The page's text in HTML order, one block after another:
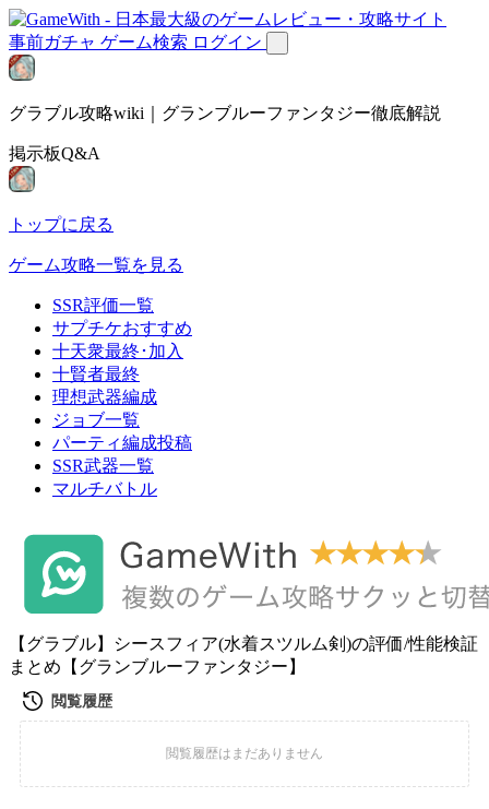
事前ガチャ ゲーム検索 ログイン
グラブル攻略wiki｜グランブルーファンタジー徹底解説
掲示板Q&A
トップに戻る
ゲーム攻略一覧を見る
SSR評価一覧
サプチケおすすめ
十天衆最終･加入
十賢者最終
理想武器編成
ジョブ一覧
パーティ編成投稿
SSR武器一覧
マルチバトル
【グラブル】シースフィア(水着スツルム剣)の評価/性能検証
まとめ【グランブルーファンタジー】